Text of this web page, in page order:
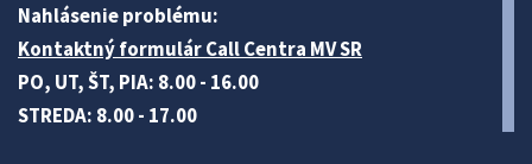
Nahlásenie problému:
Kontaktný formulár Call Centra MV SR
PO, UT, ŠT, PIA: 8.00 - 16.00
STREDA: 8.00 - 17.00